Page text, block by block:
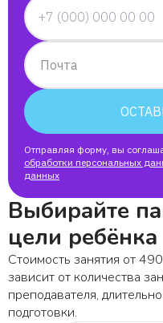
Почта
Отправляя форму, вы
обработки персональных
данных
Выбирайте
цели ребёнка
Стоимость занятия от
зависит от количества
преподавателя,
подготовки.